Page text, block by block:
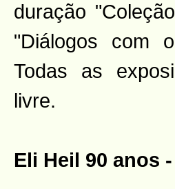
duração
"Diálogos com
Todas as
livre.
Eli Heil 90 anos